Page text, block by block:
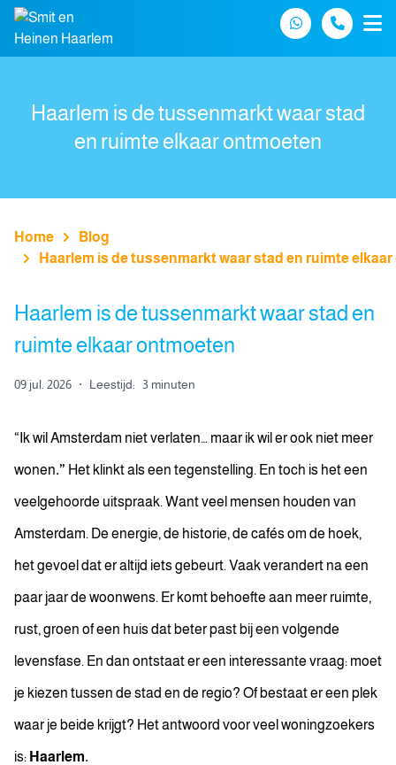
Spring naar inhoud
Haarlem is de tussenmarkt waar stad
en ruimte elkaar ontmoeten
Home
Blog
Haarlem is de tussenmarkt waar stad en ruimte
Haarlem is de tussenmarkt waar stad en
ruimte elkaar ontmoeten
09 jul. 2026 · Leestijd: 3 minuten
“Ik wil Amsterdam niet verlaten… maar ik wil er ook niet meer
wonen.” Het klinkt als een tegenstelling. En toch is het een
veelgehoorde uitspraak. Want veel mensen houden van
Amsterdam. De energie, de historie, de cafés om de hoek,
het gevoel dat er altijd iets gebeurt. Vaak verandert na een
paar jaar de woonwens. Er komt behoefte aan meer ruimte,
rust, groen of een huis dat beter past bij een volgende
levensfase. En dan ontstaat er een interessante vraag: moet
je kiezen tussen de stad en de regio? Of bestaat er een plek
waar je beide krijgt? Het antwoord voor veel woningzoekers
is: Haarlem.